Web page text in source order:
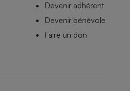
Devenir adhérent
Devenir bénévole
Faire un don